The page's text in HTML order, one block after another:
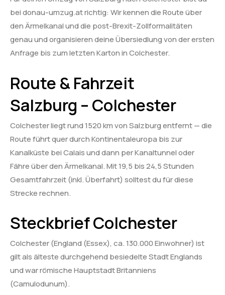
bei donau-umzug.at richtig: Wir kennen die Route über
den Ärmelkanal und die post-Brexit-Zollformalitäten
genau und organisieren deine Übersiedlung von der ersten
Anfrage bis zum letzten Karton in Colchester.
Route & Fahrzeit
Salzburg – Colchester
Colchester liegt rund 1520 km von Salzburg entfernt — die
Route führt quer durch Kontinentaleuropa bis zur
Kanalküste bei Calais und dann per Kanaltunnel oder
Fähre über den Ärmelkanal. Mit 19,5 bis 24,5 Stunden
Gesamtfahrzeit (inkl. Überfahrt) solltest du für diese
Strecke rechnen.
Steckbrief Colchester
Colchester (England (Essex), ca. 130.000 Einwohner) ist
gilt als älteste durchgehend besiedelte Stadt Englands
und war römische Hauptstadt Britanniens
(Camulodunum).